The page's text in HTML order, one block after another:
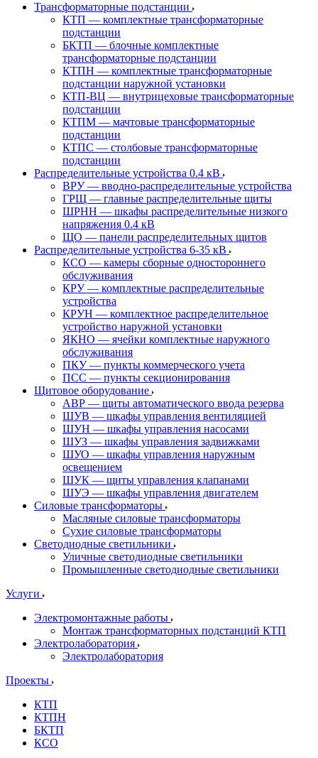
Трансформаторные подстанции
КТП — комплектные трансформаторные
подстанции
БКТП — блочные комплектные
трансформаторные подстанции
КТПН — комплектные трансформаторные
подстанции наружной установки
КТП-ВЦ — внутрицеховые трансформаторные
подстанции
КТПМ — мачтовые трансформаторные
подстанции
КТПС — столбовые трансформаторные
подстанции
Распределительные устройства 0.4 кВ
ВРУ — вводно-распределительные устройства
ГРЩ — главные распределительные щиты
ШРНН — шкафы распределительные низкого
напряжения 0.4 кВ
ЩО — панели распределительных щитов
Распределительные устройства 6-35 кВ
КСО — камеры сборные одностороннего
обслуживания
КРУ — комплектные распределительные
устройства
КРУН — комплектное распределительное
устройство наружной установки
ЯКНО — ячейки комплектные наружного
обслуживания
ПКУ — пункты коммерческого учета
ПСС — пункты секционирования
Щитовое оборудование
АВР — щиты автоматического ввода резерва
ШУВ — шкафы управления вентиляцией
ШУН — шкафы управления насосами
ШУЗ — шкафы управления задвижками
ШУО — шкафы управления наружным
освещением
ШУК — щиты управления клапанами
ШУЭ — шкафы управления двигателем
Силовые трансформаторы
Масляные силовые трансформаторы
Сухие силовые трансформаторы
Светодиодные светильники
Уличные светодиодные светильники
Промышленные светодиодные светильники
Услуги
Электромонтажные работы
Монтаж трансформаторных подстанций КТП
Электролаборатория
Электролаборатория
Проекты
КТП
КТПН
БКТП
КСО